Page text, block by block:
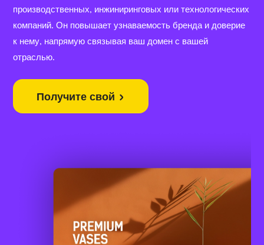
производственных, инжиниринговых или технологических
компаний. Он повышает узнаваемость бренда и доверие
к нему, напрямую связывая ваш домен с вашей
отраслью.
Получите свой